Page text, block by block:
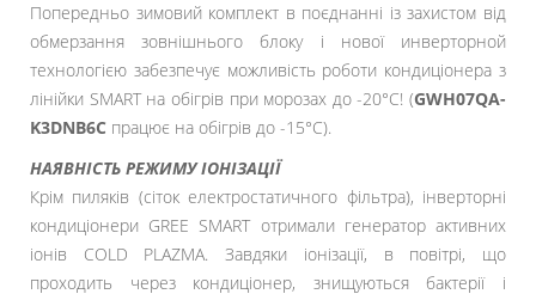
Попередньо зимовий комплект в поєднанні із захистом від
обмерзання зовнішнього блоку і нової инверторной
технологією забезпечує можливість роботи кондиціонера з
лінійки SMART на обігрів при морозах до -20°С! (GWH07QA-
K3DNB6C працює на обігрів до -15°С).
НАЯВНІСТЬ РЕЖИМУ ІОНІЗАЦІЇ
Крім пиляків (сіток електростатичного фільтра), інверторні
кондиціонери GREE SMART отримали генератор активних
іонів COLD PLAZMA. Завдяки іонізації, в повітрі, що
проходить через кондиціонер, знищуються бактерії і